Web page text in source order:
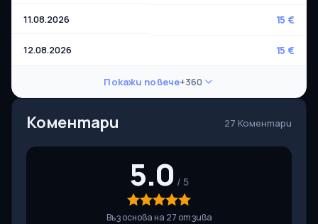
11.08.2026 15 €
12.08.2026 15 €
Покажи повече+360
Коментари 27 Коментари
5.0
Въз основа на 27 отзива